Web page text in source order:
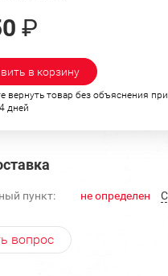
₽
в корзину
вернуть товар без объяснения
дней
пункт: не определен
вопрос